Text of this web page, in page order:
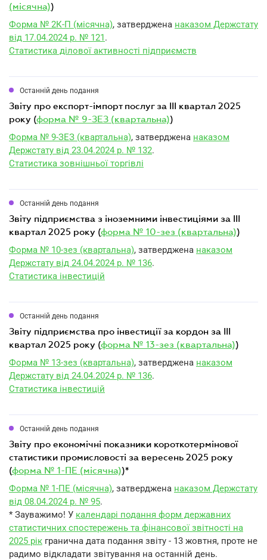
(місячна))
Форма № 2К-П (місячна), затверджена наказом Держстату
від 17.04.2024 р. № 121.
Статистика ділової активності підприємств
Останній день подання
звіту про експорт-імпорт послуг за III квартал 2025
року (форма № 9-ЗЕЗ (квартальна))
Форма № 9-ЗЕЗ (квартальна), затверджена наказом
Держстату від 23.04.2024 р. № 132.
Статистика зовнішньої торгівлі
Останній день подання
звіту підприємства з іноземними інвестиціями за III
квартал 2025 року (форма № 10-зез (квартальна))
Форма № 10-зез (квартальна), затверджена наказом
Держстату від 24.04.2024 р. № 136.
Статистика інвестицій
Останній день подання
звіту підприємства про інвестиції за кордон за III
квартал 2025 року (форма № 13-зез (квартальна))
Форма № 13-зез (квартальна), затверджена наказом
Держстату від 24.04.2024 р. № 136.
Статистика інвестицій
Останній день подання
звіту про економічні показники короткотермінової
статистики промисловості за вересень 2025 року
(форма № 1-ПЕ (місячна))*
Форма № 1-ПЕ (місячна), затверджена наказом Держстату
від 08.04.2024 р. № 95.
* Зауважимо! У календарі подання форм державних
статистичних спостережень та фінансової звітності на
2025 рік гранична дата подання звіту - 13 жовтня, проте не
радимо відкладати звітування на останній день.